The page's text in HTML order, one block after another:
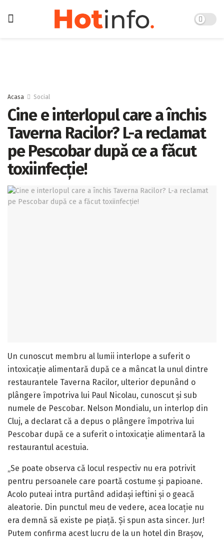
Acasa Social
Cine e interlopul care a închis
Taverna Racilor? L-a reclamat
pe Pescobar după ce a făcut
toxiinfecție!
Un cunoscut membru al lumii interlope a suferit o
intoxicație alimentară după ce a mâncat la unul dintre
restaurantele Taverna Racilor, ulterior depunând o
plângere împotriva lui Paul Nicolau, cunoscut și sub
numele de Pescobar. Nelson Mondialu, un interlop din
Cluj, a declarat că a depus o plângere împotriva lui
Pescobar după ce a suferit o intoxicație alimentară la
restaurantul acestuia.
„Se poate observa că locul respectiv nu era potrivit
pentru persoanele care poartă costume și papioane.
Acolo puteai intra purtând adidași ieftini și o geacă
aleatorie. Din punctul meu de vedere, acea locație nu
era demnă să existe pe piață. Și spun asta sincer. Jur!
Putem confirma acest lucru de la un hotel din Brașov,